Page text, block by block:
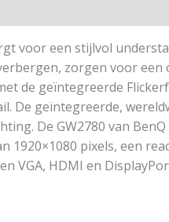
voor een stijlvol
zorgen voor
de geïntegreerde
De geïntegreerde,
De GW2780 van
1920×1080 pixels, een
VGA, HDMI en